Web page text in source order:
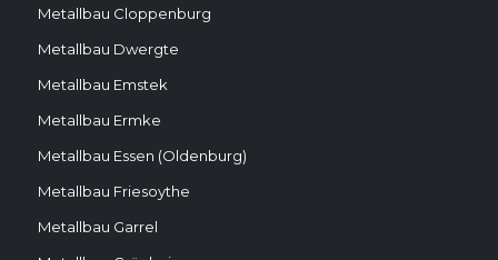
Metallbau Cloppenburg
Metallbau Dwergte
Metallbau Emstek
Metallbau Ermke
Metallbau Essen (Oldenburg)
Metallbau Friesoythe
Metallbau Garrel